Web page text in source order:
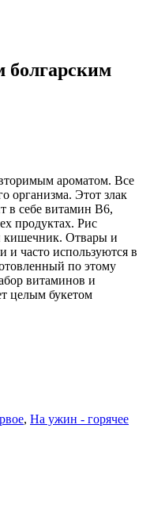
болгарским
ароматом. Все
организма. Этот злак
в себе витамин В6,
продуктах. Рис
кишечник. Отвары и
и часто используются в
по этому
витаминов и
целым букетом
, На ужин - горячее